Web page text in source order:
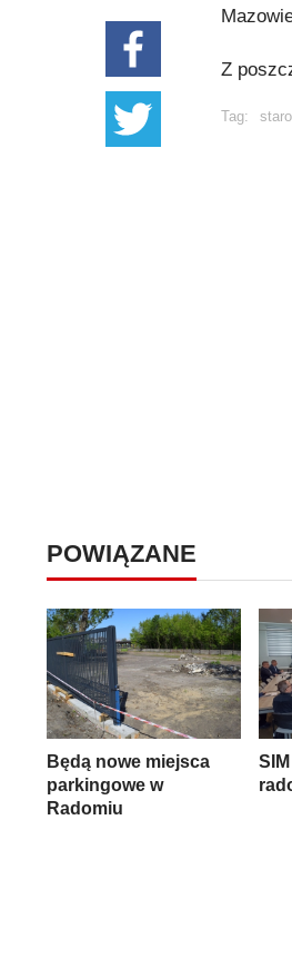
Z
Tag:
POWIĄZANE
Będą nowe miejsca
parkingowe w
Radomiu